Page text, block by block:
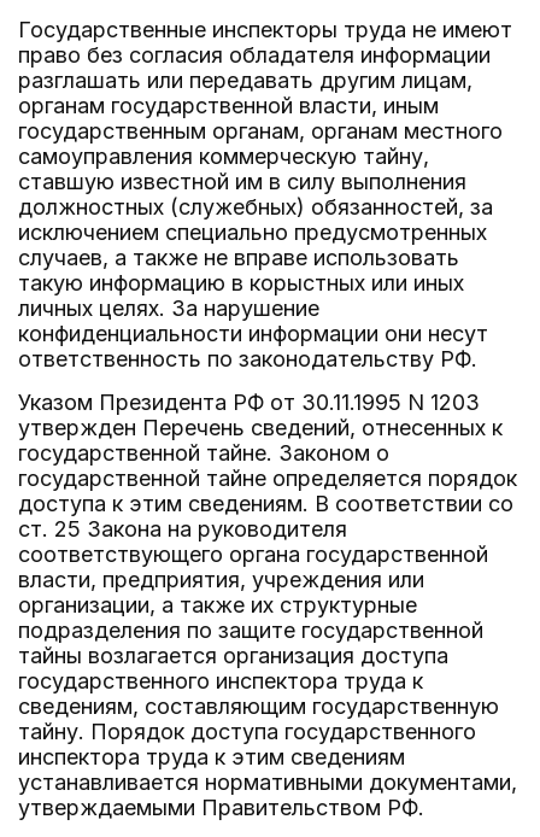
Государственные инспекторы труда не имеют
право без согласия обладателя информации
разглашать или передавать другим лицам,
органам государственной власти, иным
государственным органам, органам местного
самоуправления коммерческую тайну,
ставшую известной им в силу выполнения
должностных (служебных) обязанностей, за
исключением специально предусмотренных
случаев, а также не вправе использовать
такую информацию в корыстных или иных
личных целях. За нарушение
конфиденциальности информации они несут
ответственность по законодательству РФ.
Указом Президента РФ от 30.11.1995 N 1203
утвержден Перечень сведений, отнесенных к
государственной тайне. Законом о
государственной тайне определяется порядок
доступа к этим сведениям. В соответствии со
ст. 25 Закона на руководителя
соответствующего органа государственной
власти, предприятия, учреждения или
организации, а также их структурные
подразделения по защите государственной
тайны возлагается организация доступа
государственного инспектора труда к
сведениям, составляющим государственную
тайну. Порядок доступа государственного
инспектора труда к этим сведениям
устанавливается нормативными документами,
утверждаемыми Правительством РФ.